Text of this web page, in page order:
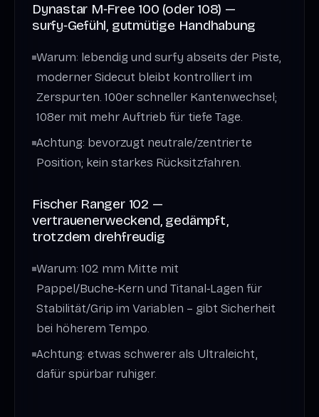
Dynastar M‑Free 100 (oder 108) —
surfy‑Gefühl, gutmütige Handhabung
Warum: lebendig und surfy abseits der Piste,
moderner Sidecut bleibt kontrolliert im
Zerspurten. 100er schneller Kantenwechsel;
108er mit mehr Auftrieb für tiefe Tage.
Achtung: bevorzugt neutrale/zentrierte
Position; kein starkes Rücksitzfahren.
Fischer Ranger 102 —
vertrauenerweckend, gedämpft,
trotzdem drehfreudig
Warum: 102 mm Mitte mit
Pappel/Buche‑Kern und Titanal‑Lagen für
Stabilität/Grip im Variablen – gibt Sicherheit
bei höherem Tempo.
Achtung: etwas schwerer als Ultraleicht,
dafür spürbar ruhiger.